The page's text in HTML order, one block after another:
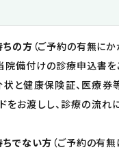
の方 （ご予約の有無にか
院備付けの診療申込書を
と健康保険証、医療券
をお渡しし、診療の流れ
でない方（ご予約の有無